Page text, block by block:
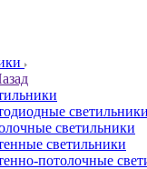
светильники
светильники
светильники
потолочные